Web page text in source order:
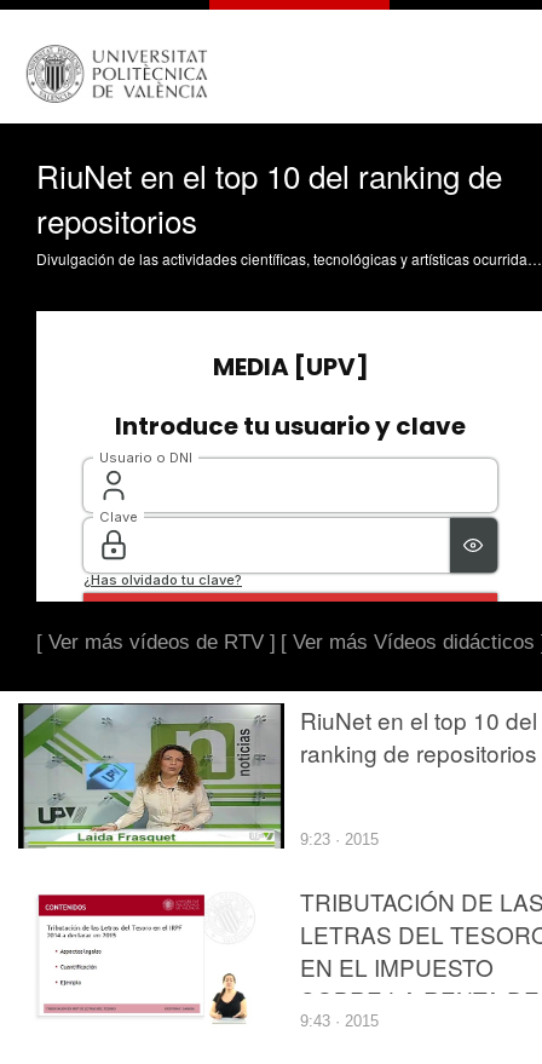
RiuNet en el top 10 del ranking de
repositorios
Divulgación de las actividades científicas, tecnológicas y artísticas ocurridas en los tres campus de la UPV
[ Ver más vídeos de RTV ] [ Ver más Vídeos didácticos
RiuNet en el top 10 del
ranking de repositorios
9:23 · 2015
TRIBUTACIÓN DE
LETRAS DEL
EN EL IMPUESTO
SOBRE LA RENTA DE
LAS PERSONAS
9:43 · 2015